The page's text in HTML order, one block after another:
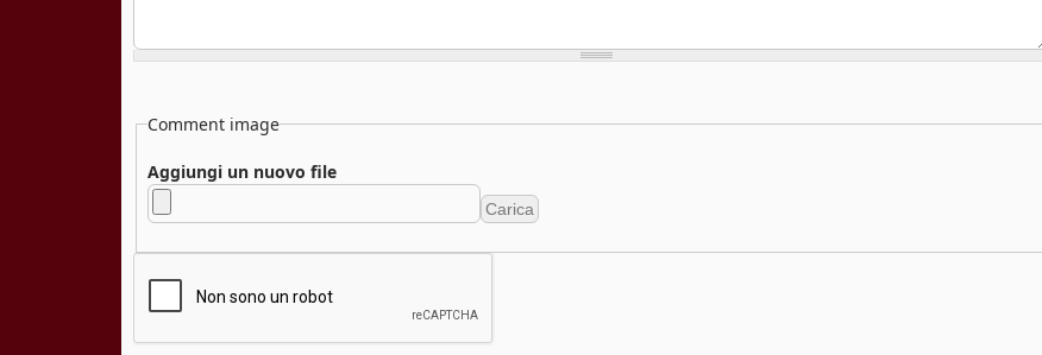
Comment image
Aggiungi un nuovo file